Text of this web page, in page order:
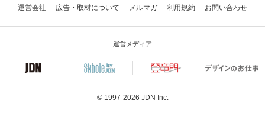
運営会社 広告・取材について メルマガ 利用規約 お問い合わせ
運営メディア
© 1997-2026 JDN Inc.